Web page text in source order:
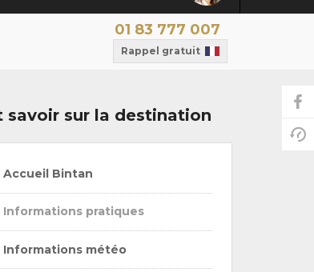
01 83 777 007
Rappel gratuit
savoir sur la destination
Accueil Bintan
Informations pratiques
Informations météo